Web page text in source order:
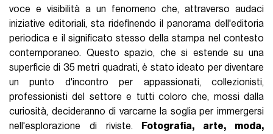
voce e visibilità a un fenomeno che, attraverso audaci
iniziative editoriali, sta ridefinendo il panorama dell'editoria
periodica e il significato stesso della stampa nel contesto
contemporaneo. Questo spazio, che si estende su una
superficie di 35 metri quadrati, è stato ideato per diventare
un punto d'incontro per appassionati, collezionisti,
professionisti del settore e tutti coloro che, mossi dalla
curiosità, decideranno di varcarne la soglia per immergersi
nell'esplorazione di riviste.
Fotografia, arte, moda,